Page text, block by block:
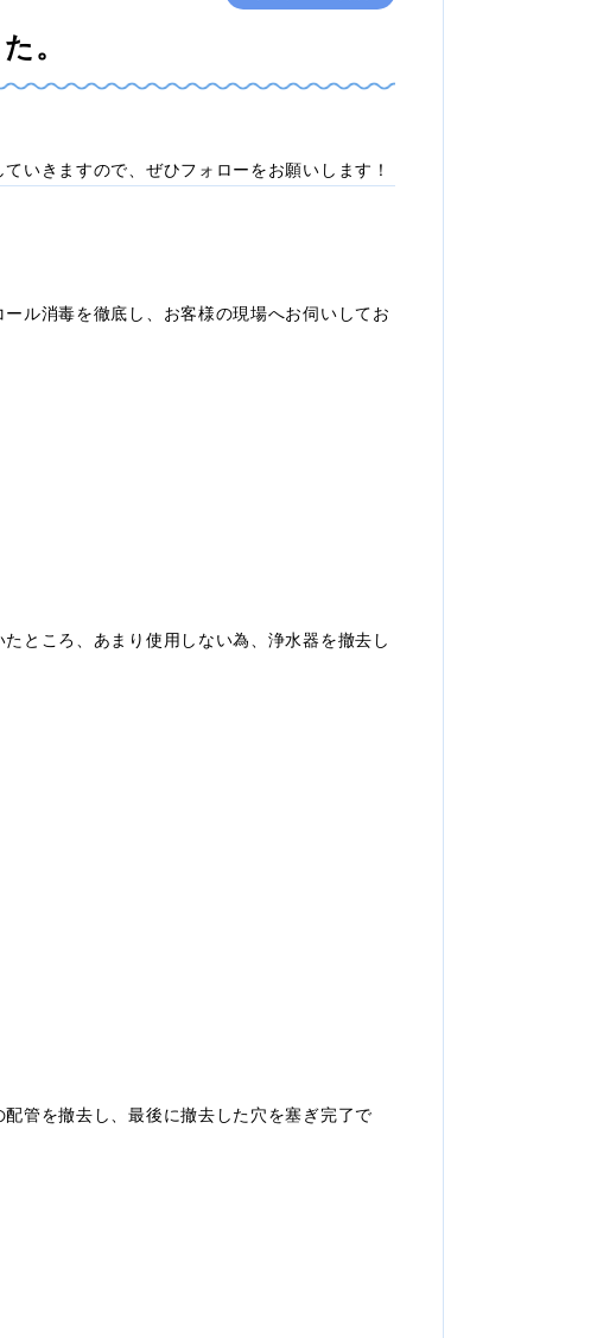
。
いきますので、ぜひフォローをお願いします！
ル消毒を徹底し、お客様の現場へお伺いしてお
ところ、あまり使用しない為、浄水器を撤去し
管を撤去し、最後に撤去した穴を塞ぎ完了で